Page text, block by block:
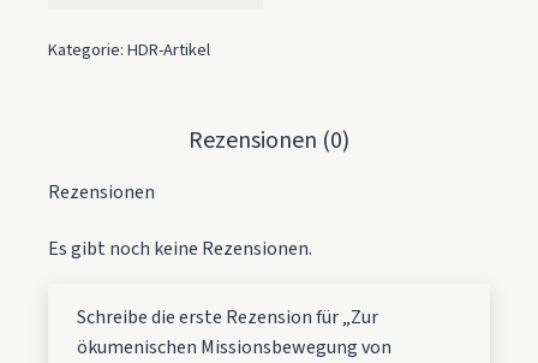
Kategorie:HDR-Artikel
Rezensionen (0)
Rezensionen
Es gibt noch keine Rezensionen.
Schreibe die erste Rezension für „Zur
ökumenischen Missionsbewegung von